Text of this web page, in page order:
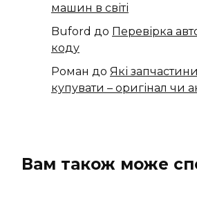
машин в світі
Buford до Перевірка
коду
Роман до Які
купувати – оригінал чи
Вам також може